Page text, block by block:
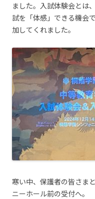
ました。入試体験会とは
試を「体感」できる機会
加してくれました。
寒い中、保護者の皆さま
ニーホール前の受付へ。